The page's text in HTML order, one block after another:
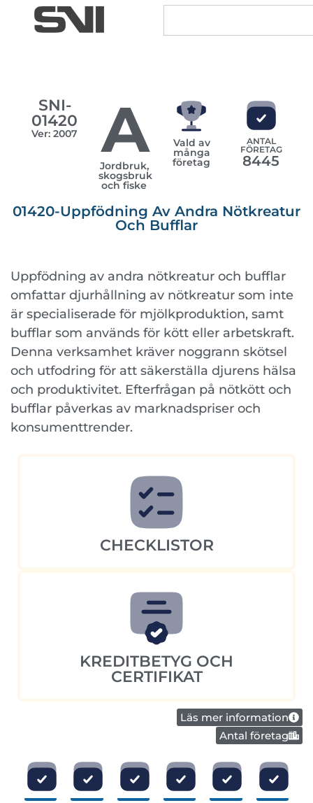
SNI-
01420
Ver: 2007 A
Jordbruk,
skogsbruk
och fiske
Vald av
många
företag
ANTAL
FÖRETAG
8445
01420-Uppfödning Av Andra Nötkreatur
Och Bufflar
Uppfödning av andra nötkreatur och bufflar
omfattar djurhållning av nötkreatur som inte
är specialiserade för mjölkproduktion, samt
bufflar som används för kött eller arbetskraft.
Denna verksamhet kräver noggrann skötsel
och utfodring för att säkerställa djurens hälsa
och produktivitet. Efterfrågan på nötkött och
bufflar påverkas av marknadspriser och
konsumenttrender.
CHECKLISTOR
KREDITBETYG OCH
CERTIFIKAT
Läs mer information
Antal företag